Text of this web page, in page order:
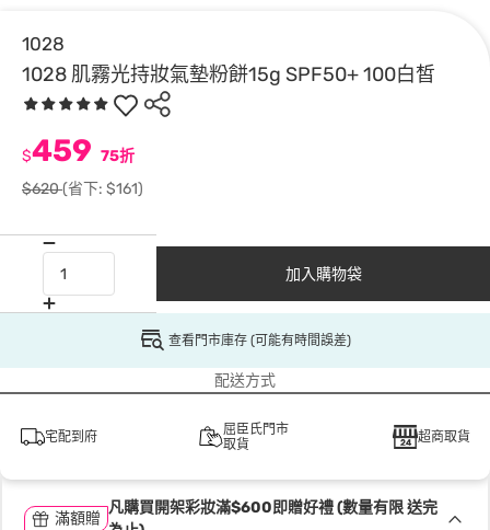
1028
1028 肌霧光持妝氣墊粉餅15g SPF50+ 100白皙
$459 75折
$620(省下: $161)
加入購物袋
查看門市庫存 (可能有時間誤差)
配送方式
宅配到府
屈臣氏門市
取貨
超商取貨
滿額贈
凡購買開架彩妝滿$600即贈好禮 (數量有限 送完